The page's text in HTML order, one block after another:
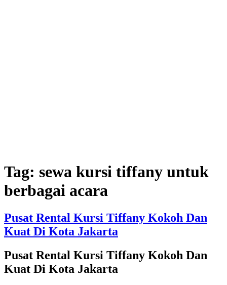
Tag: sewa kursi tiffany untuk
berbagai acara
Pusat Rental Kursi Tiffany Kokoh Dan
Kuat Di Kota Jakarta
Pusat Rental Kursi Tiffany Kokoh Dan
Kuat Di Kota Jakarta